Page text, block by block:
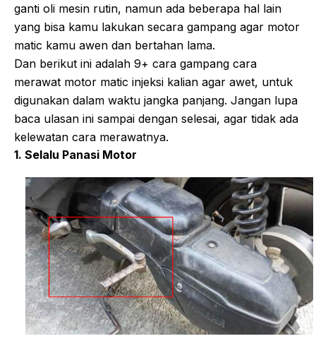
ganti oli mesin rutin, namun ada beberapa hal lain
yang bisa kamu lakukan secara gampang agar motor
matic kamu awen dan bertahan lama.
Dan berikut ini adalah 9+ cara gampang cara
merawat motor matic injeksi kalian agar awet, untuk
digunakan dalam waktu jangka panjang. Jangan lupa
baca ulasan ini sampai dengan selesai, agar tidak ada
kelewatan cara merawatnya.
1. Selalu Panasi Motor